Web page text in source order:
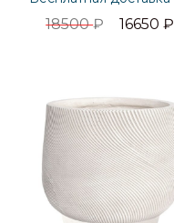
18500₽ 16650₽